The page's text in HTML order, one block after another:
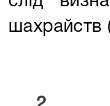
шахрайств